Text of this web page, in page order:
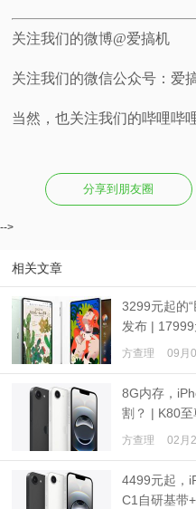
关注我们的微博@爱搞机
关注我们的微信公众号：爱搞
当然，也关注我们的哔哩哔
分享到朋友圈
-->
相关文章
3299元起的
发布 |
方查理 09月
8G内存，
割？ | K80
+7500mAh
方查理 02月
4499元起，
C1自研基带